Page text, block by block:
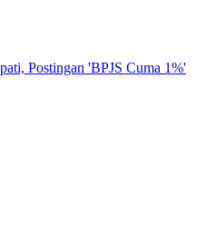
Postingan 'BPJS Cuma 1%'